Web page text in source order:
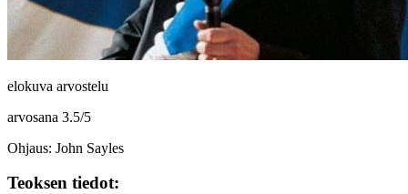
elokuva arvostelu
arvosana 3.5/5
Ohjaus: John Sayles
Teoksen tiedot: